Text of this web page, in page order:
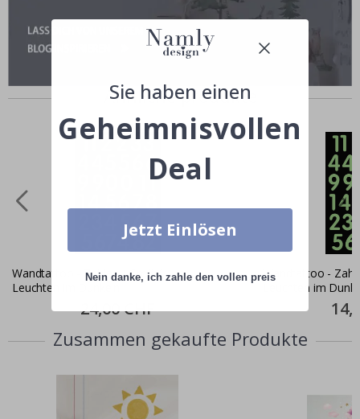
Ähnliche produkte
Wandtattoo - Zahlen / Groß /
Leuchten im Dunkeln
Price
24,00 CHF
Wandtattoo - Zahlen / Klein /
Leuchten im
Price
Zusammen gekaufte Produkte
Sie haben einen
Geheimnisvollen
Deal
Jetzt Einlösen
Nein danke, ich zahle den vollen preis